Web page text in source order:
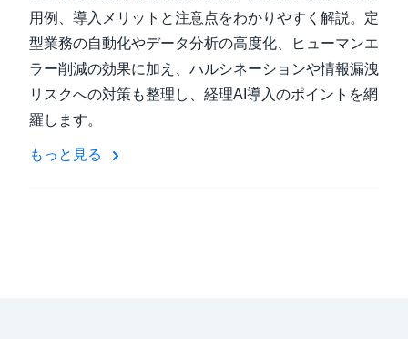
用例、導入メリットと注意点をわかりやすく解説。定
型業務の自動化やデータ分析の高度化、ヒューマンエ
ラー削減の効果に加え、ハルシネーションや情報漏洩
リスクへの対策も整理し、経理AI導入のポイントを網
羅します。
もっと見る